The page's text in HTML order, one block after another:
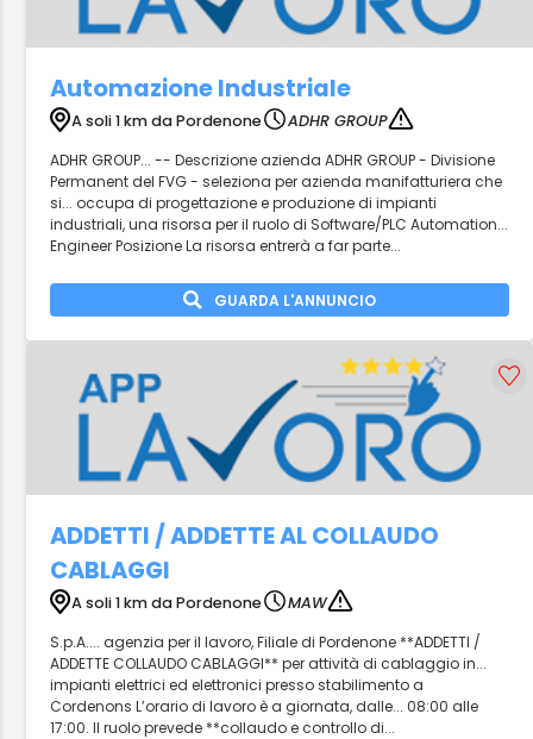
Automazione Industriale
A soli 1 km da Pordenone
ADHR GROUP
ADHR GROUP... -- Descrizione azienda ADHR GROUP - Divisione
Permanent del FVG - seleziona per azienda manifatturiera che
si... occupa di progettazione e produzione di impianti
industriali, una risorsa per il ruolo di Software/PLC Automation...
Engineer Posizione La risorsa entrerà a far parte...
GUARDA L'ANNUNCIO
ADDETTI / ADDETTE AL COLLAUDO
CABLAGGI
A soli 1 km da Pordenone
MAW
S.p.A.... agenzia per il lavoro, Filiale di Pordenone **ADDETTI /
ADDETTE COLLAUDO CABLAGGI** per attività di cablaggio in...
impianti elettrici ed elettronici presso stabilimento a
Cordenons L’orario di lavoro è a giornata, dalle... 08:00 alle
17:00. Il ruolo prevede **collaudo e controllo di...